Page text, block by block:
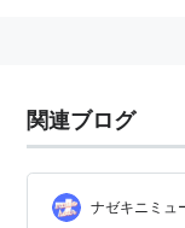
アルバム
YUTA（2003
関連ブログ
ナゼキニミュ